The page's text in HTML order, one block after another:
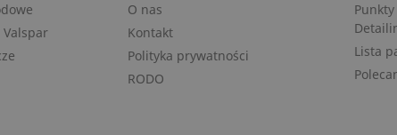
Valspar
O nas
Kontakt
Polityka prywatności
RODO
Lista